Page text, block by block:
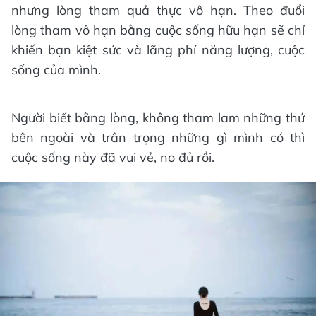
nhưng lòng tham quả thực vô hạn. Theo đuổi
lòng tham vô hạn bằng cuộc sống hữu hạn sẽ chỉ
khiến bạn kiệt sức và lãng phí năng lượng, cuộc
sống của mình.
Người biết bằng lòng, không tham lam những thứ
bên ngoài và trân trọng những gì mình có thì
cuộc sống này đã vui vẻ, no đủ rồi.